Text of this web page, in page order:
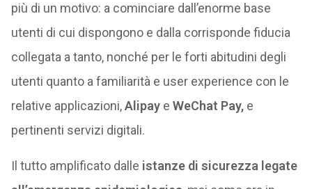
più di un motivo: a cominciare dall’enorme base
utenti di cui dispongono e dalla corrisponde fiducia
collegata a tanto, nonché per le forti abitudini degli
utenti quanto a familiarità e user experience con le
relative applicazioni,Alipaye WeChat Pay, e
pertinenti servizi digitali.
Il tutto amplificato dalle istanze di sicurezza legate